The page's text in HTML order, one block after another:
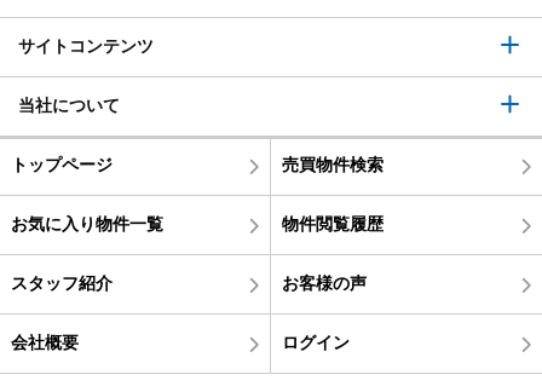
サイトコンテンツ
当社について
トップページ 売買物件検索
お気に入り物件一覧 物件閲覧履歴
スタッフ紹介 お客様の声
会社概要 ログイン